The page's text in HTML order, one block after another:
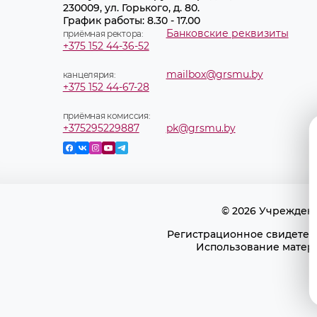
230009, ул. Горького, д. 80.
График работы: 8.30 - 17.00
приёмная ректора:
+375 152 44-36-52
Банковские реквизиты
канцелярия:
+375 152 44-67-28
mailbox@grsmu.by
приёмная комиссия:
+375295229887 pk@grsmu.by
© 2026
Регистрационное
Использование